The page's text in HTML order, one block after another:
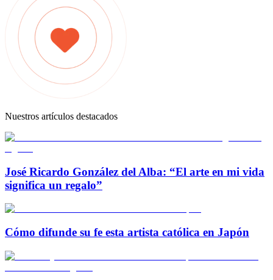
Nuestros artículos destacados
José Ricardo González del Alba: “El arte en mi vida
significa un regalo”
Cómo difunde su fe esta artista católica en Japón